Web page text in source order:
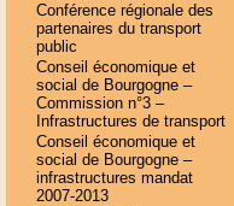
Conférence régionale des
partenaires du transport
public
Conseil économique et
social de Bourgogne –
Commission n°3 –
Infrastructures de transport
Conseil économique et
social de Bourgogne –
infrastructures mandat
2007-2013